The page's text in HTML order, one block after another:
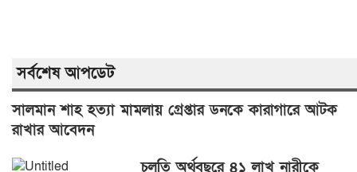
সর্বশেষ আপডেট
সালমান শাহ হত্যা মামলায় গ্রেপ্তার ডনকে কারাগারে আটক
রাখার আবেদন
চলতি অর্থবছরে ৪১ লাখ নারীকে